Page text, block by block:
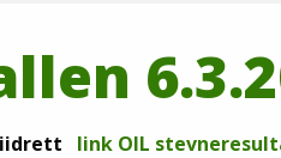
link OIL